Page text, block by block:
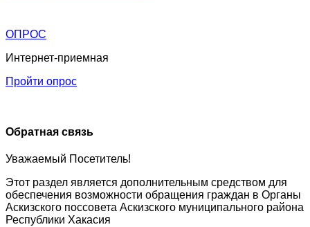
ОПРОС
Интернет-приемная
Пройти опрос
Обратная связь
Уважаемый Посетитель!
Этот раздел является дополнительным средством для
обеспечения возможности обращения граждан в Органы
Аскизского поссовета Аскизского муниципального района
Республики Хакасия